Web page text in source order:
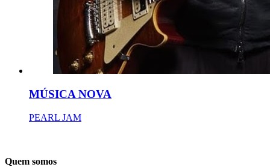
MÚSICA NOVA
PEARL JAM
Quem somos